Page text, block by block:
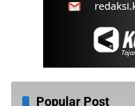
Popular Post